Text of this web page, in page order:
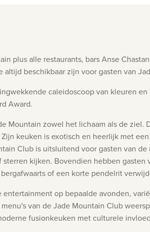
plus alle restaurants, barsAnse
altijd beschikbaar zijn voor gasten van
caleidoscoop van kleuren
Award.
zowel het lichaam als de ziel.
keuken is exotisch en heerlijk met
Club is uitsluitend voor gasten van
kijken. Bovendien hebben
of een korte pendelrit
op bepaalde avonden,
van de Jade Mountain Club
fusionkeuken met culturele